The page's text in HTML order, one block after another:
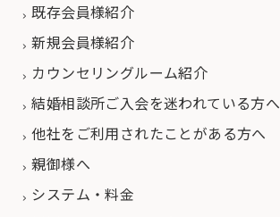
既存会員様紹介
新規会員様紹介
カウンセリングルーム紹介
結婚相談所ご入会を迷われている方へ
他社をご利用されたことがある方へ
親御様へ
システム・料金